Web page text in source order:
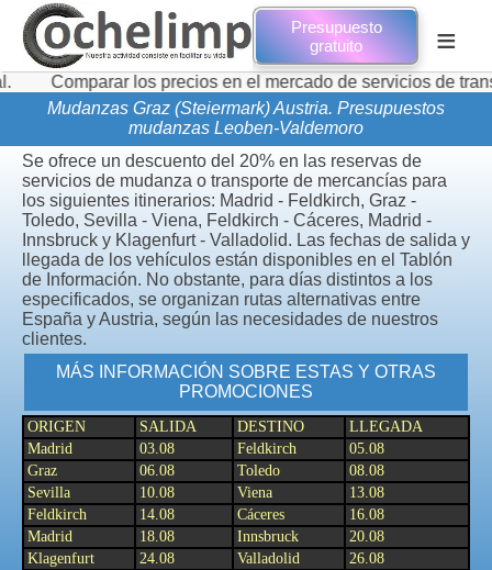
Presupuesto
gratuito
≡
los precios en el mercado de servicios de transporte de
Mudanzas Graz (Steiermark) Austria. Presupuestos
mudanzas Leoben-Valdemoro
Se ofrece un descuento del 20% en las reservas de
servicios de mudanza o transporte de mercancías para
los siguientes itinerarios: Madrid - Feldkirch, Graz -
Toledo, Sevilla - Viena, Feldkirch - Cáceres, Madrid -
Innsbruck y Klagenfurt - Valladolid. Las fechas de salida y
llegada de los vehículos están disponibles en el Tablón
de Información. No obstante, para días distintos a los
especificados, se organizan rutas alternativas entre
España y Austria, según las necesidades de nuestros
clientes.
MÁS INFORMACIÓN SOBRE ESTAS Y OTRAS
PROMOCIONES
ORIGEN SALIDA DESTINO
LLEGADA
Madrid
03.08 Feldkirch
05.08
Graz
06.08 Toledo
08.08
Sevilla
10.08 Viena
13.08
Feldkirch
14.08 Cáceres
16.08
Madrid
18.08 Innsbruck
20.08
Klagenfurt
24.08 Valladolid 26.08